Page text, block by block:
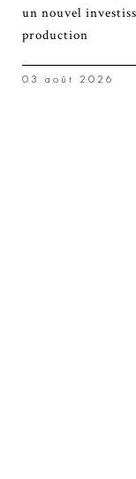
un nouvel
production
03 août 2026